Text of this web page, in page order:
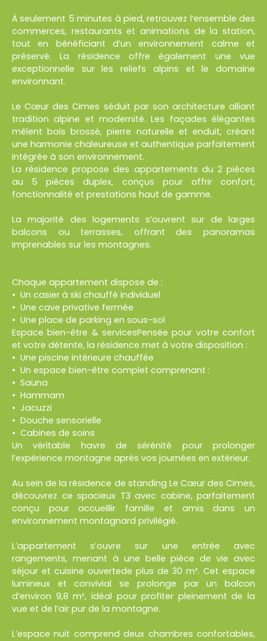
À seulement 5 minutes à pied, retrouvez l’ensemble des
commerces, restaurants et animations de la station,
tout en bénéficiant d’un environnement calme et
préservé. La résidence offre également une vue
exceptionnelle sur les reliefs alpins et le domaine
environnant.
Le Cœur des Cimes séduit par son architecture alliant
tradition alpine et modernité. Les façades élégantes
mêlent bois brossé, pierre naturelle et enduit, créant
une harmonie chaleureuse et authentique parfaitement
intégrée à son environnement.
La résidence propose des appartements du 2 pièces
au 5 pièces duplex, conçus pour offrir confort,
fonctionnalité et prestations haut de gamme.
La majorité des logements s’ouvrent sur de larges
balcons ou terrasses, offrant des panoramas
imprenables sur les montagnes.
Chaque appartement dispose de :
Un casier à ski chauffé individuel
Une cave privative fermée
Une place de parking en sous-sol
Espace bien-être & servicesPensée pour votre confort
et votre détente, la résidence met à votre disposition :
Une piscine intérieure chauffée
Un espace bien-être complet comprenant :
Sauna
Hammam
Jacuzzi
Douche sensorielle
Cabines de soins
Un véritable havre de sérénité pour prolonger
l’expérience montagne après vos journées en extérieur.
Au sein de la résidence de standing Le Cœur des Cimes,
découvrez ce spacieux T3 avec cabine, parfaitement
conçu pour accueillir famille et amis dans un
environnement montagnard privilégié.
L’appartement s’ouvre sur une entrée avec
rangements, menant à une belle pièce de vie avec
séjour et cuisine ouvertede plus de 30 m². Cet espace
lumineux et convivial se prolonge par un balcon
d’environ 9,8 m², idéal pour profiter pleinement de la
vue et de l’air pur de la montagne.
L’espace nuit comprend deux chambres confortables,